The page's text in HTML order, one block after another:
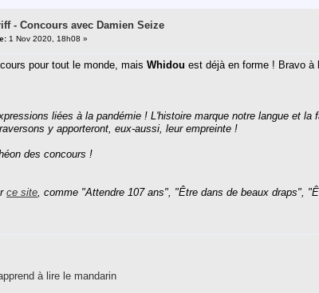
- Concours avec Damien Seize
1 Nov 2020, 18h08 »
pour tout le monde, mais Whidou est déjà en forme ! Bravo à
liées à la pandémie ! L'histoire marque notre langue et la
y apporteront, eux-aussi, leur empreinte !
des concours !
ce site, comme "Attendre 107 ans", "Être dans de beaux draps",
à lire le mandarin